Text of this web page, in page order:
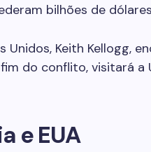
bilhões de
Unidos, Keith Kellogg,
do conflito, visitará a
e EUA